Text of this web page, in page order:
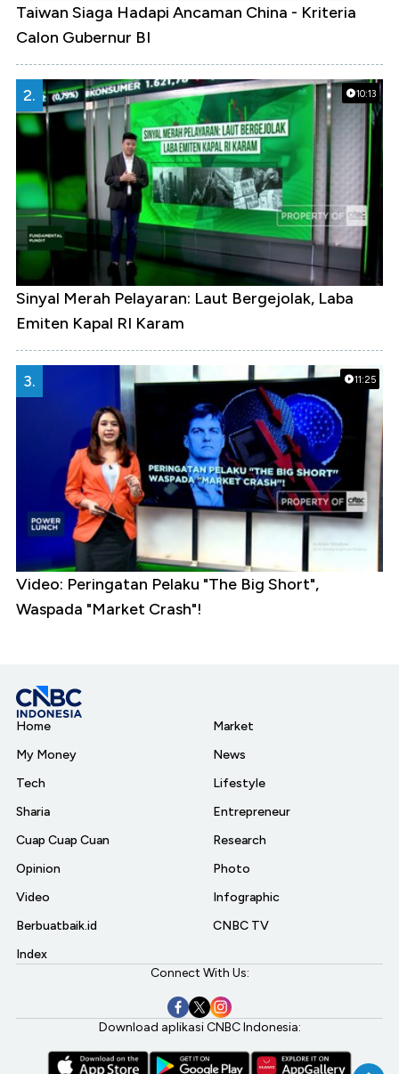
Taiwan Siaga Hadapi Ancaman China - Kriteria
Calon Gubernur BI
10:13
2.
Sinyal Merah Pelayaran: Laut Bergejolak, Laba
Emiten Kapal RI Karam
11:25
3.
Video: Peringatan Pelaku "The Big Short",
Waspada "Market Crash"!
Home
My Money
Tech
Sharia
Cuap Cuap Cuan
Opinion
Video
Berbuatbaik.id
Index
Market
News
Lifestyle
Entrepreneur
Research
Photo
Infographic
CNBC TV
Connect With Us:
Download aplikasi CNBC Indonesia: